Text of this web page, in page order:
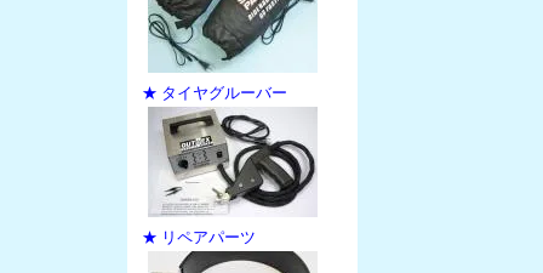
★ タイヤグルーバー
★ リペアパーツ